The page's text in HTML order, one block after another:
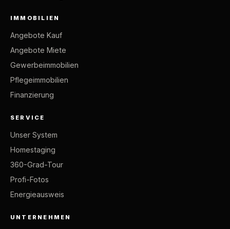
IMMOBILIEN
Angebote Kauf
Angebote Miete
Gewerbeimmobilien
Pflegeimmobilien
Finanzierung
SERVICE
Unser System
Homestaging
360-Grad-Tour
Profi-Fotos
Energieausweis
UNTERNEHMEN